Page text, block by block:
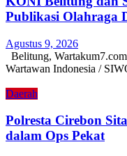
Publikasi Olahraga
Agustus 9, 2026
Belitung,
Wartawan Indonesia /
Daerah
Polresta Cirebon
dalam Ops Pekat